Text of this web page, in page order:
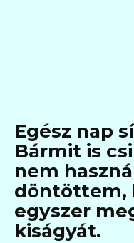
Egész nap
Bármit is
nem
döntöttem,
egyszer
kiságyát.